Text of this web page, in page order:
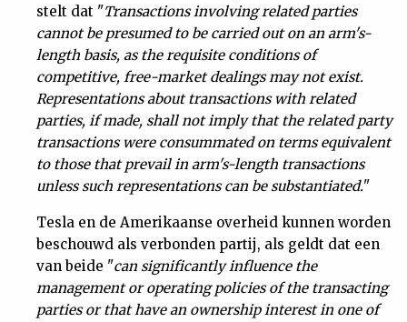
Contact
stelt dat "Transactions involving related parties
cannot be presumed to be carried out on an arm's-
length basis, as the requisite conditions of
competitive, free-market dealings may not exist.
Representations about transactions with related
parties, if made, shall not imply that the related party
transactions were consummated on terms equivalent
to those that prevail in arm's-length transactions
unless such representations can be substantiated."
Tesla en de Amerikaanse overheid kunnen worden
beschouwd als verbonden partij, als geldt dat een
van beide "can significantly influence the
management or operating policies of the transacting
parties or that have an ownership interest in one of